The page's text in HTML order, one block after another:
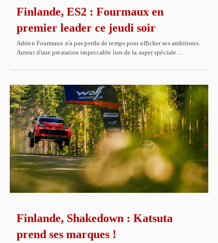
Finlande, ES2 : Fourmaux en
premier leader ce jeudi soir
Adrien Fourmaux n'a pas perdu de temps pour afficher ses ambitions.
Auteur d'une prestation impeccable lors de la super spéciale…
Finlande, Shakedown : Katsuta
prend ses marques !